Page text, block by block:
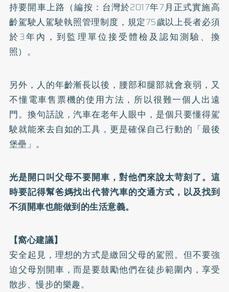
持要開車上路（編按：台灣於2017年7月正式實施高
齡駕駛人駕駛執照管理制度，規定75歲以上長者必須
於3年內，到監理單位接受體檢及認知測驗、換
照）。
另外，人的年齡漸長以後，腰部和腿部就會衰弱，又
不懂電車售票機的使用方法，所以很難一個人出遠
門。換句話說，汽車在老年人眼中，是個只要懂得駕
駛就能來去自如的工具，更是確保自己行動的「最後
堡壘」。
光是開口叫父母不要開車，對他們來說太苛刻了。這
時要記得幫爸媽找出代替汽車的交通方式，以及找到
不須開車也能做到的生活意義。
【窩心建議】
安全起見，理想的方式是繳回父母的駕照。但不要強
迫父母別開車，而是要鼓勵他們在徒步範圍內，享受
散步、慢步的樂趣。